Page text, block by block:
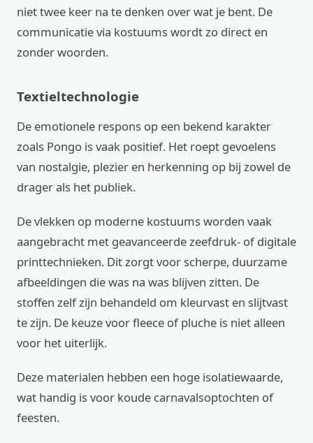
niet twee keer na te denken over wat je bent. De
communicatie via kostuums wordt zo direct en
zonder woorden.
Textieltechnologie
De emotionele respons op een bekend karakter
zoals Pongo is vaak positief. Het roept gevoelens
van nostalgie, plezier en herkenning op bij zowel de
drager als het publiek.
De vlekken op moderne kostuums worden vaak
aangebracht met geavanceerde zeefdruk- of digitale
printtechnieken. Dit zorgt voor scherpe, duurzame
afbeeldingen die was na was blijven zitten. De
stoffen zelf zijn behandeld om kleurvast en slijtvast
te zijn. De keuze voor fleece of pluche is niet alleen
voor het uiterlijk.
Deze materialen hebben een hoge isolatiewaarde,
wat handig is voor koude carnavalsoptochten of
feesten.